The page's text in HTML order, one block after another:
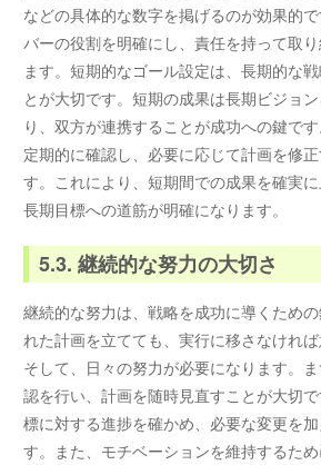
などの具体的な数字を掲げるのが効果的
バーの役割を明確にし、責任を持って取
ます。短期的なゴール設定は、長期的な
とが大切です。短期の成果は長期ビジョ
り、双方が連携することが成功への鍵で
定期的に確認し、必要に応じて計画を修
す。これにより、短期間での成果を確実に
長期目標への道筋が明確になります。
5.3. 継続的な努力の大切さ
継続的な努力は、戦略を成功に導くため
れた計画を立てても、実行に移さなければ
そして、日々の努力が必要になります。
認を行い、計画を随時見直すことが大切
標に対する進捗を確かめ、必要な変更を
す。また、モチベーションを維持するた